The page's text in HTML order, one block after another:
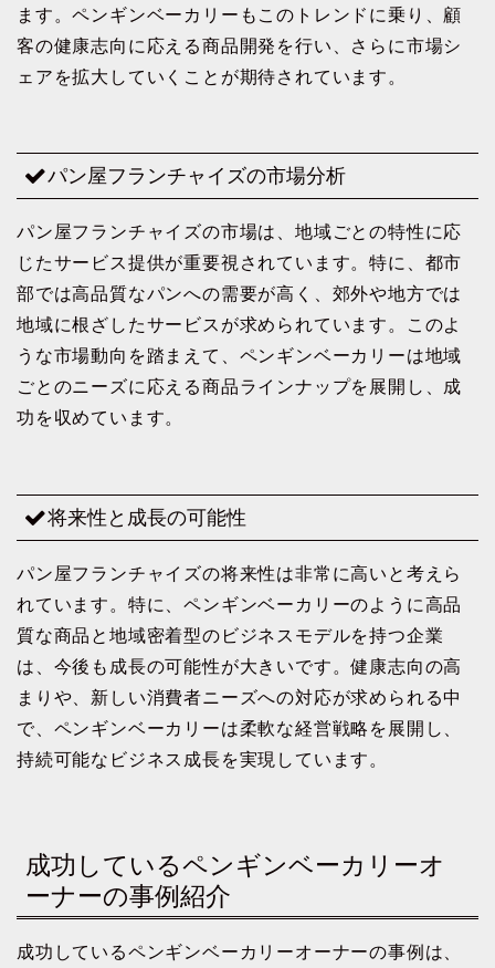
ます。ペンギンベーカリーもこのトレンドに乗り、顧
客の健康志向に応える商品開発を行い、さらに市場シ
ェアを拡大していくことが期待されています。
パン屋フランチャイズの市場分析
パン屋フランチャイズの市場は、地域ごとの特性に応
じたサービス提供が重要視されています。特に、都市
部では高品質なパンへの需要が高く、郊外や地方では
地域に根ざしたサービスが求められています。このよ
うな市場動向を踏まえて、ペンギンベーカリーは地域
ごとのニーズに応える商品ラインナップを展開し、成
功を収めています。
将来性と成長の可能性
パン屋フランチャイズの将来性は非常に高いと考えら
れています。特に、ペンギンベーカリーのように高品
質な商品と地域密着型のビジネスモデルを持つ企業
は、今後も成長の可能性が大きいです。健康志向の高
まりや、新しい消費者ニーズへの対応が求められる中
で、ペンギンベーカリーは柔軟な経営戦略を展開し、
持続可能なビジネス成長を実現しています。
成功しているペンギンベーカリーオ
ーナーの事例紹介
成功しているペンギンベーカリーオーナーの事例は、